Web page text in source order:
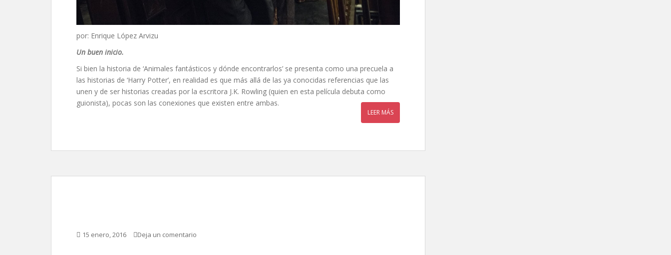
por: Enrique López Arvizu
Un buen inicio.
Si bien la historia de ‘Animales fantásticos y dónde encontrarlos’ se presenta como una precuela a
las historias de ‘Harry Potter’, en realidad es que más allá de las ya conocidas referencias que las
unen y de ser historias creadas por la escritora J.K. Rowling (quien en esta película debuta como
guionista), pocas son las conexiones que existen entre ambas.
LEER MÁS
15 enero, 2016 Deja un comentario